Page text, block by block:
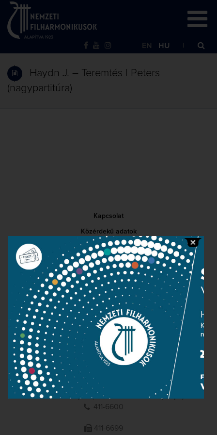
EN HU
Haydn J. – Teremtés | Peters
(nagypartitúra)
Kapcsolat
Közérdekű adatok
Sajtószoba
Adatvédelem
Impresszum
NEMZETI
FILHARMONIKUSOK
1095 Budapest, Komor Marcell u. 1. (Müpa)
411-6600
411-6699